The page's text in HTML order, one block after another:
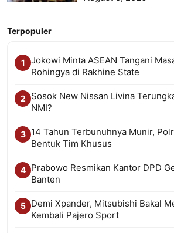
Terpopuler
1
Jokowi Minta ASEAN Tangani
Rohingya di Rakhine State
2
Sosok New Nissan Livina
NMI?
3
14 Tahun Terbunuhnya Munir,
Bentuk Tim Khusus
4
Prabowo Resmikan Kantor DPD
Banten
5
Demi Xpander, Mitsubishi Bakal
Kembali Pajero Sport